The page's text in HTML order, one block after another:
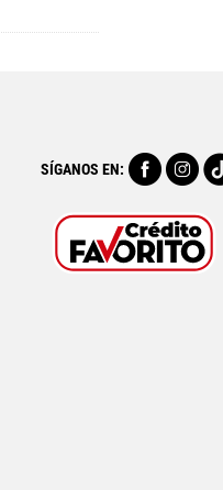
SÍGANOS EN: